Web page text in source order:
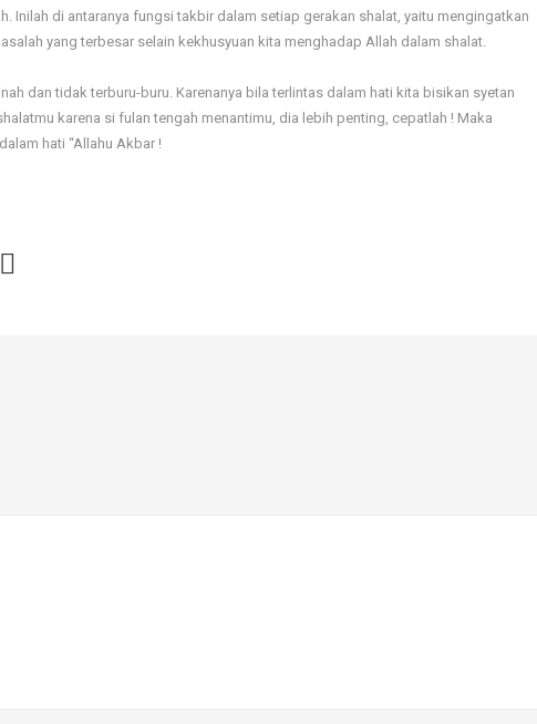
Inilah di antaranya fungsi takbir dalam setiap gerakan shalat, yaitu mengingatkan
yang terbesar selain kekhusyuan kita menghadap Allah dalam shalat.
dan tidak terburu-buru. Karenanya bila terlintas dalam hati kita bisikan syetan
karena si fulan tengah menantimu, dia lebih penting, cepatlah ! Maka
hati “Allahu Akbar !